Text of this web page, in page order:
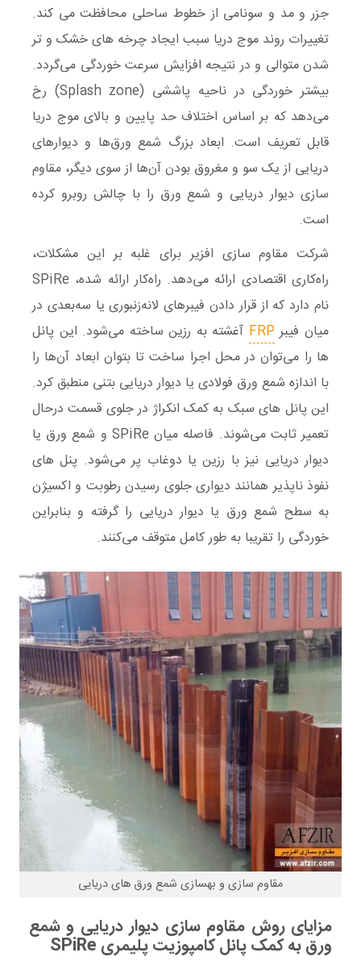
جزر و مد و سونامی از خطوط ساحلی محافظت می کند.
تغییرات روند موج دریا سبب ایجاد چرخه های خشک و تر
شدن متوالی و در نتیجه افزایش سرعت خوردگی می‌گردد.
بیشتر خوردگی در ناحیه پاششی (Splash zone) رخ
می‌دهد که بر اساس اختلاف حد پایین و بالای موج دریا
قابل تعریف است. ابعاد بزرگ شمع ورق‌ها و دیوارهای
دریایی از یک ‌سو و مغروق بودن آن‌ها از سوی دیگر، مقاوم
سازی دیوار دریایی و شمع ورق را با چالش روبرو کرده
است.
شرکت مقاوم سازی افزیر برای غلبه بر این مشکلات،
راه‌کاری اقتصادی ارائه می‌دهد. راه‌کار ارائه شده، SPiRe
نام دارد که از قرار دادن فیبرهای لانه‌زنبوری یا سه‌بعدی در
میان فیبرFRP آغشته به رزین ساخته می‌شود. این پانل
ها را می‌توان در محل اجرا ساخت تا بتوان ابعاد آن‌ها را
با اندازه شمع ورق فولادی یا دیوار دریایی بتنی منطبق کرد.
این پانل های سبک به کمک انکراژ در جلوی قسمت درحال
تعمیر ثابت می‌شوند. فاصله میان SPiRe و شمع ورق یا
دیوار دریایی نیز با رزین یا دوغاب پر می‌شود. پنل های
نفوذ ناپذیر همانند دیواری جلوی رسیدن رطوبت و اکسیژن
به سطح شمع ورق یا دیوار دریایی را گرفته و بنابراین
خوردگی را تقریبا به طور کامل متوقف می‌کنند.
مقاوم سازی و بهسازی شمع ورق های دریایی
مزایای روش مقاوم سازی دیوار دریایی و شمع
ورق به کمک پانل کامپوزیت پلیمری SPiRe